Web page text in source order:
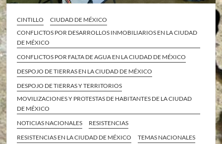
CINTILLO
CIUDAD DE MÉXICO
CONFLICTOS POR DESARROLLOS INMOBILIARIOS EN LA CIUDAD
DE MÉXICO
CONFLICTOS POR FALTA DE AGUA EN LA CIUDAD DE MÉXICO
DESPOJO DE TIERRAS EN LA CIUDAD DE MÉXICO
DESPOJO DE TIERRAS Y TERRITORIOS
MOVILIZACIONES Y PROTESTAS DE HABITANTES DE LA CIUDAD
DE MÉXICO
NOTICIAS NACIONALES
RESISTENCIAS
RESISTENCIAS EN LA CIUDAD DE MÉXICO
TEMAS NACIONALES